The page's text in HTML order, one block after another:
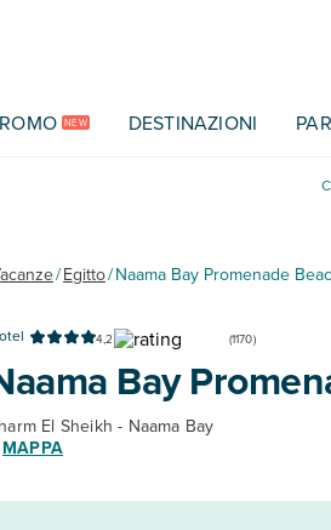
NEW DESTINAZIONI
/Egitto/Naama Bay Promenade
4,2 (1170)
Bay
El Sheikh - Naama Bay
MAPPA